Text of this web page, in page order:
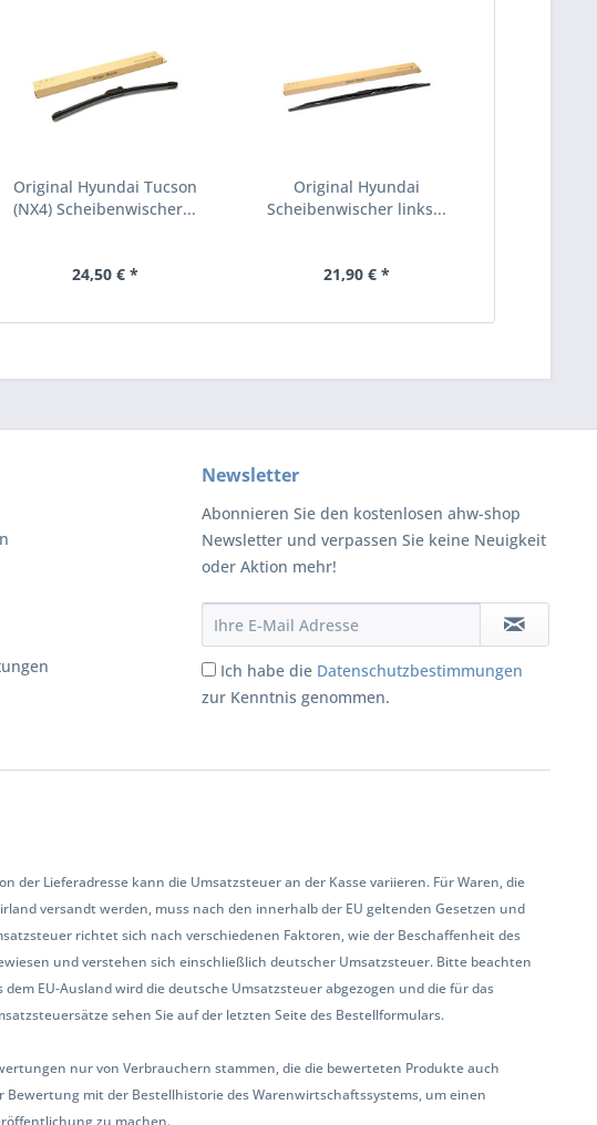
Original Hyundai Tucson
(NX4) Scheibenwischer...
24,50 € *
Original Hyundai
Scheibenwischer links...
21,90 € *
Newsletter
Abonnieren Sie den kostenlosen ahw-shop
Newsletter und verpassen Sie keine Neuigkeit
oder Aktion mehr!
Ich habe die Datenschutzbestimmungen
zur Kenntnis genommen.
Lieferadresse kann die Umsatzsteuer an der Kasse variieren. Für Waren, die
versandt werden, muss nach den innerhalb der EU geltenden Gesetzen und
richtet sich nach verschiedenen Faktoren, wie der Beschaffenheit des
und verstehen sich einschließlich deutscher Umsatzsteuer. Bitte beachten
EU-Ausland wird die deutsche Umsatzsteuer abgezogen und die für das
sehen Sie auf der letzten Seite des Bestellformulars.
nur von Verbrauchern stammen, die die bewerteten Produkte auch
mit der Bestellhistorie des Warenwirtschaftssystems, um einen